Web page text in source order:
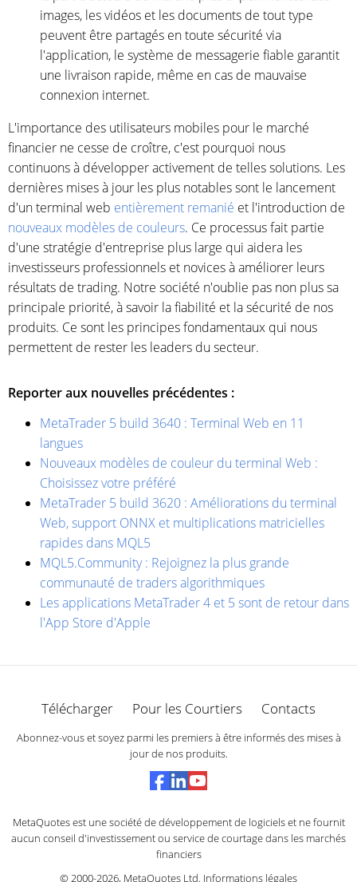
images, les vidéos et les documents de tout type
peuvent être partagés en toute sécurité via
l'application, le système de messagerie fiable garantit
une livraison rapide, même en cas de mauvaise
connexion internet.
L'importance des utilisateurs mobiles pour le marché
financier ne cesse de croître, c'est pourquoi nous
continuons à développer activement de telles solutions. Les
dernières mises à jour les plus notables sont le lancement
d'un terminal web entièrement remanié et l'introduction de
nouveaux modèles de couleurs. Ce processus fait partie
d'une stratégie d'entreprise plus large qui aidera les
investisseurs professionnels et novices à améliorer leurs
résultats de trading. Notre société n'oublie pas non plus sa
principale priorité, à savoir la fiabilité et la sécurité de nos
produits. Ce sont les principes fondamentaux qui nous
permettent de rester les leaders du secteur.
Reporter aux nouvelles précédentes :
MetaTrader 5 build 3640 : Terminal Web en 11
langues
Nouveaux modèles de couleur du terminal Web :
Choisissez votre préféré
MetaTrader 5 build 3620 : Améliorations du terminal
Web, support ONNX et multiplications matricielles
rapides dans MQL5
MQL5.Community : Rejoignez la plus grande
communauté de traders algorithmiques
Les applications MetaTrader 4 et 5 sont de retour dans
l'App Store d'Apple
Télécharger Pour les Courtiers Contacts
Abonnez-vous et soyez parmi les premiers à être informés des mises à
jour de nos produits.
MetaQuotes est une société de développement de logiciels et ne fournit
aucun conseil d'investissement ou service de courtage dans les marchés
financiers
© 2000-2026, MetaQuotes Ltd. Informations légales